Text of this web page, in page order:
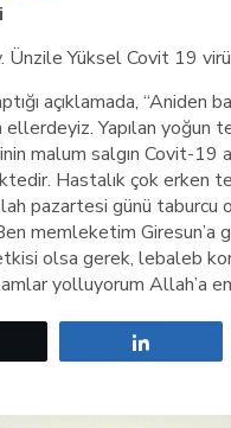
Ünzile Yüksel Covit 19
açıklamada, “Aniden
Yapılan yoğun
malum salgın Covit-19
Hastalık çok erken
pazartesi günü
memleketim
olsa gerek, lebaleb
yolluyorum Allah’a